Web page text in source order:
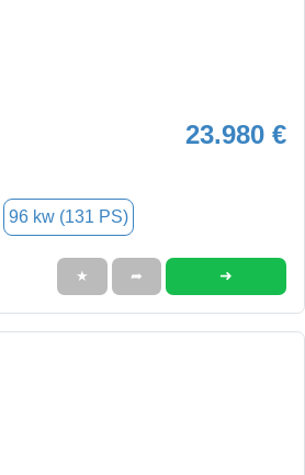
23.980 €
96 kw (131 PS)
★ ➦ ➜